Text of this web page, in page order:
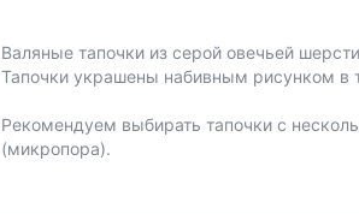
Валяные тапочки из серой овечьей
Тапочки украшены набивным рисунком в
Рекомендуем выбирать тапочки с
(микропора).